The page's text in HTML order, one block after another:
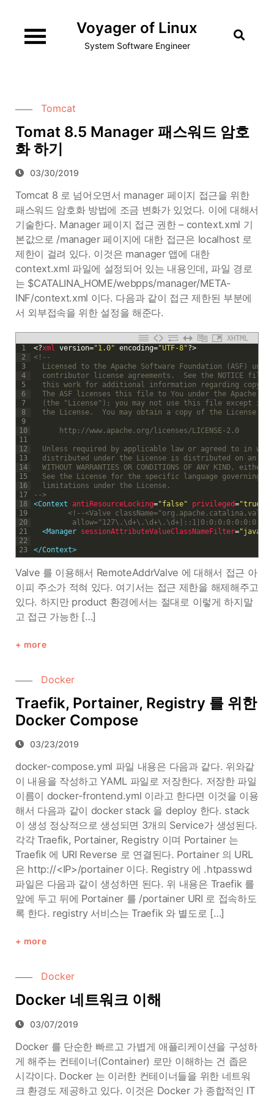
content
Voyager of Linux
System Software Engineer
Tomcat
Tomat 8.5 Manager 패스워드 암호
화 하기
03/30/2019
Tomcat 8 로 넘어오면서 manager 페이지 접근을 위한
패스워드 암호화 방법에 조금 변화가 있었다. 이에 대해서
기술한다. Manager 페이지 접근 권한 – context.xml 기
본값으로 /manager 페이지에 대한 접근은 localhost 로
제한이 걸려 있다. 이것은 manager 앱에 대한
context.xml 파일에 설정되어 있는 내용인데, 파일 경로
는 $CATALINA_HOME/webpps/manager/META-
INF/context.xml 이다. 다음과 같이 접근 제한된 부분에
서 외부접속을 위한 설정을 해준다.
XHTML
1
2
3
4
5
6
7
8
9
10
11
12
13
14
15
16
17
18
19
20
21
22
23
<?xml version="1.0" encoding="UTF-8"?>
<!--
Licensed to the Apache Software Foundation (ASF)
contributor license agreements.  See the NOTICE file
this work for additional information regarding
The ASF licenses this file to You under the Apache
(the "License"); you may not use this file except in
the License.  You may obtain a copy of the License at
http://www.apache.org/licenses/LICENSE-2.0
Unless required by applicable law or agreed to in
distributed under the License is distributed on an "AS
WITHOUT WARRANTIES OR CONDITIONS OF ANY KIND,
See the License for the specific language governing
limitations under the License.
-->
<Context antiResourceLocking="false" privileged="true"
<!--<Valve
allow="127\.\d+\.\d+\.\d+|::1|0:0:0:0:0:0:0:1"
<Manager sessionAttributeValueClassNameFilter=
</Context>
Valve 를 이용해서 RemoteAddrValve 에 대해서 접근 아
이피 주소가 적혀 있다. 여기서는 접근 제한을 해제해주고
있다. 하지만 product 환경에서는 절대로 이렇게 하지말
고 접근 가능한 […]
more
Docker
Traefik, Portainer, Registry 를 위한
Docker Compose
03/23/2019
docker-compose.yml 파일 내용은 다음과 같다. 위와같
이 내용을 작성하고 YAML 파일로 저장한다. 저장한 파일
이름이 docker-frontend.yml 이라고 한다면 이것을 이용
해서 다음과 같이 docker stack 을 deploy 한다. stack
이 생성 정상적으로 생성되면 3개의 Service가 생성된다.
각각 Traefik, Portainer, Registry 이며 Portainer 는
Traefik 에 URI Reverse 로 연결된다. Portainer 의 URL
은 http://<IP>/portainer 이다. Registry 에 .htpasswd
파일은 다음과 같이 생성하면 된다. 위 내용은 Traefik 를
앞에 두고 뒤에 Portainer 를 /portainer URI 로 접속하도
록 한다. registry 서비스는 Traefik 와 별도로 […]
more
Docker
Docker 네트워크 이해
03/07/2019
Docker 를 단순한 빠르고 가볍게 애플리케이션을 구성하
게 해주는 컨테이너(Container) 로만 이해하는 건 좁은
시각이다. Docker 는 이러한 컨테이너들을 위한 네트워
크 환경도 제공하고 있다. 이것은 Docker 가 종합적인 IT